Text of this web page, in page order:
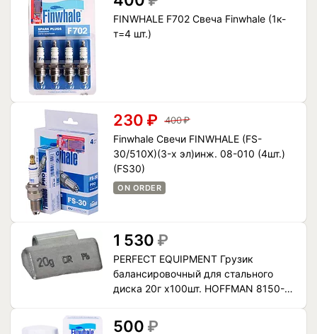
FINWHALE F702 Свеча Finwhale (1к-
т=4 шт.)
230 ₽ 400₽
Finwhale Свечи FINWHALE (FS-
30/510X)(3-х эл)инж. 08-010 (4шт.)
(FS30)
ON ORDER
1 530 ₽
PERFECT EQUIPMENT Грузик
балансировочный для стального
диска 20г x100шт. HOFFMAN 8150-
500 ₽